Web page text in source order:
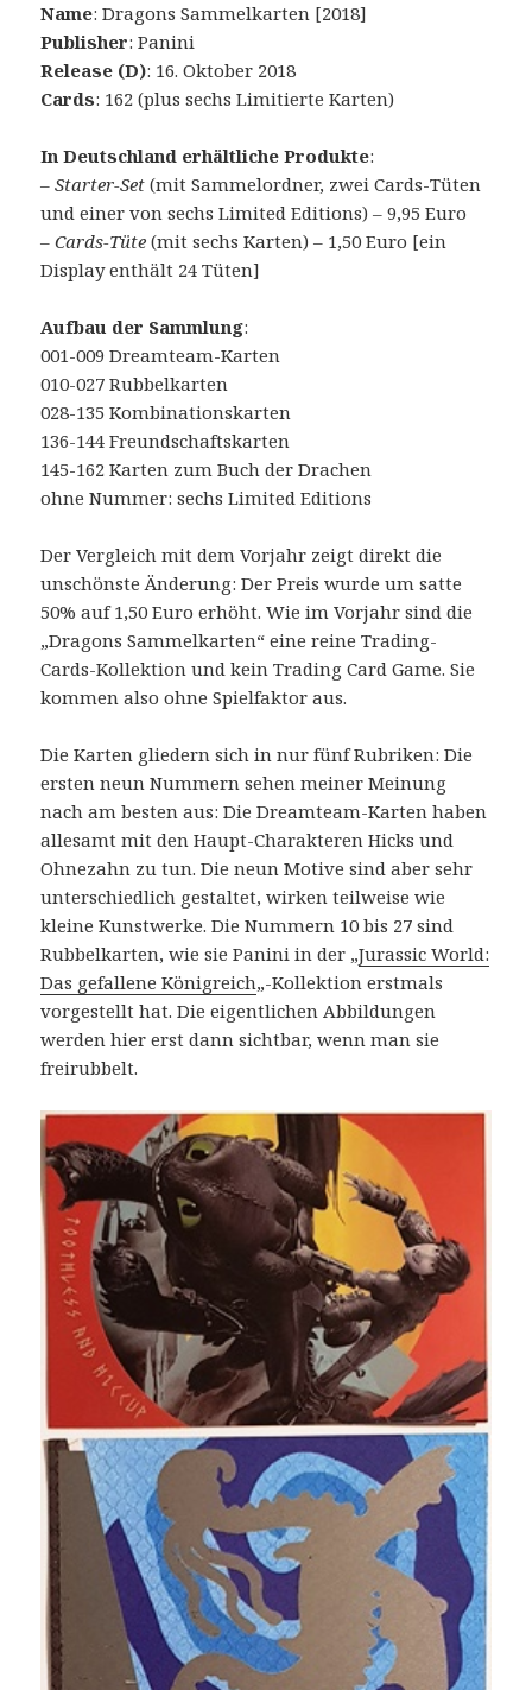
Name: Dragons Sammelkarten [2018]
Publisher: Panini
Release (D): 16. Oktober 2018
Cards: 162 (plus sechs Limitierte Karten)
In Deutschland erhältliche Produkte:
–Starter-Set (mit Sammelordner, zwei Cards-Tüten
und einer von sechs Limited Editions) – 9,95 Euro
–Cards-Tüte (mit sechs Karten) – 1,50 Euro [ein
Display enthält 24 Tüten]
Aufbau der Sammlung:
001-009 Dreamteam-Karten
010-027 Rubbelkarten
028-135 Kombinationskarten
136-144 Freundschaftskarten
145-162 Karten zum Buch der Drachen
ohne Nummer: sechs Limited Editions
Der Vergleich mit dem Vorjahr zeigt direkt die
unschönste Änderung: Der Preis wurde um satte
50% auf 1,50 Euro erhöht. Wie im Vorjahr sind die
„Dragons Sammelkarten“ eine reine Trading-
Cards-Kollektion und kein Trading Card Game. Sie
kommen also ohne Spielfaktor aus.
Die Karten gliedern sich in nur fünf Rubriken: Die
ersten neun Nummern sehen meiner Meinung
nach am besten aus: Die Dreamteam-Karten haben
allesamt mit den Haupt-Charakteren Hicks und
Ohnezahn zu tun. Die neun Motive sind aber sehr
unterschiedlich gestaltet, wirken teilweise wie
kleine Kunstwerke. Die Nummern 10 bis 27 sind
Rubbelkarten, wie sie Panini in der „Jurassic World:
Das gefallene Königreich„-Kollektion erstmals
vorgestellt hat. Die eigentlichen Abbildungen
werden hier erst dann sichtbar, wenn man sie
freirubbelt.